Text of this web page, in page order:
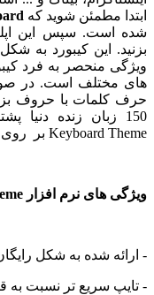
ابتدا مطمئن شوید که
بزنید. این کیبورد به
ویژگی منحصر به فرد
های مختلف است. در
حرف کلمات با حروف
Keyboard Theme بر روی اندروید 4.0.3 به بالا قابل اجراست.
ویژگی های نرم افزار 3D Blue Glass Water Keyboard Theme :
- ارائه شده به شکل
- تایپ سریع تر نسبت به